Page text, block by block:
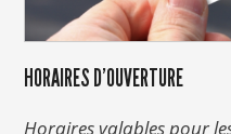
HORAIRES D'OUVERTURE
Horaires valables pour